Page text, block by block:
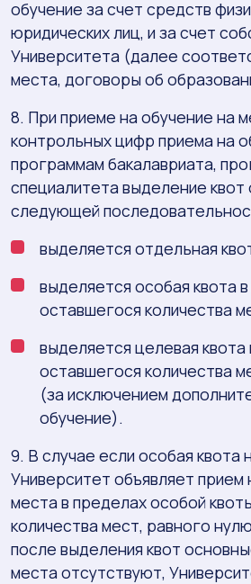
обучение за счет средств
юридических лиц, и за счет
Университета (далее
места, договоры об
8. При приеме на обучение на
контрольных цифр приема на
программам бакалавриата,
специалитета выделение
следующей
выделяется отдельная
выделяется особая квота
оставшегося количества
выделяется целевая квота
оставшегося количества
(за исключением
обучение).
9. В случае если особая квота
Университет объявляет прием
места в пределах особой
количества мест, равного
после выделения квот
места отсутствуют,